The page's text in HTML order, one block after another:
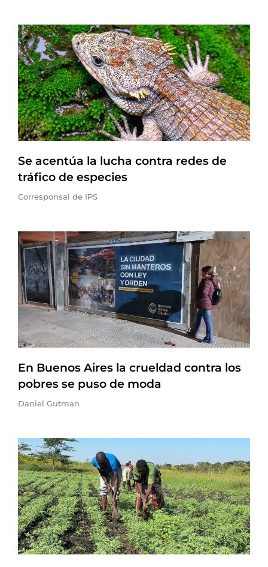
Se acentúa la lucha contra redes de
tráfico de especies
Corresponsal de IPS
En Buenos Aires la crueldad contra los
pobres se puso de moda
Daniel Gutman